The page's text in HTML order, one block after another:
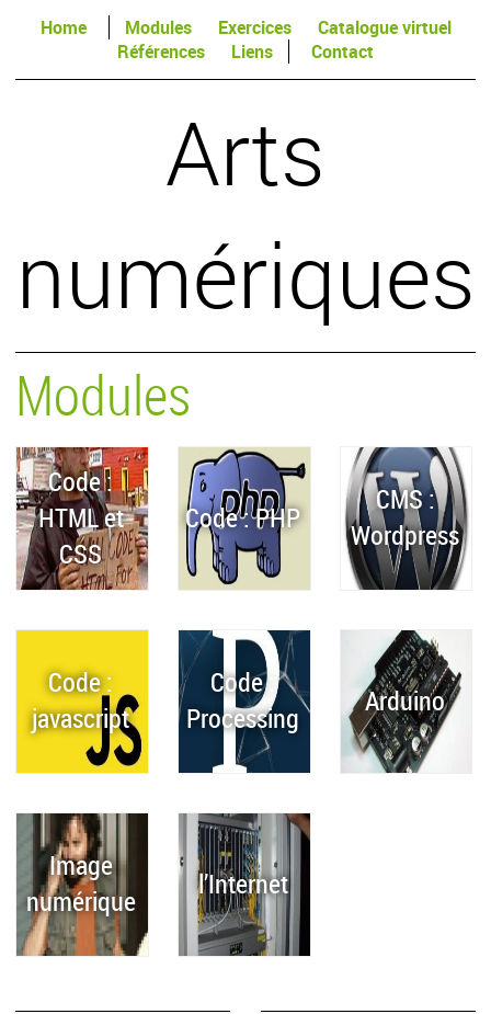
Home Modules Exercices
Catalogue virtuel
Références
Liens Contact
Arts
numériques
Modules
Code :
HTML et
CSS
Code : PHP
CMS :
Wordpress
Code :
javascript
Code :
Processing
Arduino
Image
numérique
l’Internet